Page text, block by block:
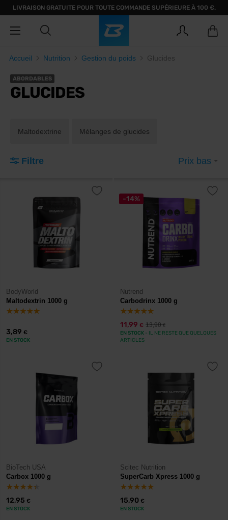
LIVRAISON GRATUITE POUR TOUTE COMMANDE SUPÉRIEURE À 100 €.
Accueil Nutrition Gestion du poids Glucides
ABORDABLES
GLUCIDES
Maltodextrine Mélanges de glucides
Filtre Prix bas
BodyWorld
Maltodextrin 1000 g
3,89 €
EN STOCK
-14%
Nutrend
Carbodrinx 1000 g
11,99 € 13,90€
EN STOCK - IL NE RESTE QUE QUELQUES
ARTICLES
BioTech USA
Carbox 1000 g
12,95 €
EN STOCK
Scitec Nutrition
SuperCarb Xpress 1000 g
15,90 €
EN STOCK